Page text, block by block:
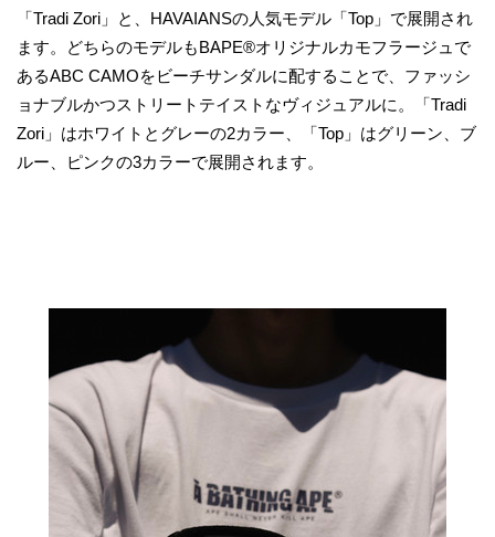
「Tradi Zori」と、HAVAIANSの人気モデル「Top」で展開され
ます。どちらのモデルもBAPE®オリジナルカモフラージュで
あるABC CAMOをビーチサンダルに配することで、ファッシ
ョナブルかつストリートテイストなヴィジュアルに。「Tradi
Zori」はホワイトとグレーの2カラー、「Top」はグリーン、ブ
ルー、ピンクの3カラーで展開されます。